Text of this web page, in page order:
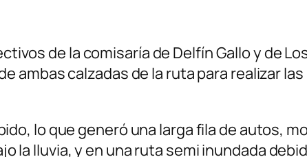
de la comisaría de Delfín Gallo y de
ambas calzadas de la ruta para realizar
lo que generó una larga fila de autos,
la lluvia, y en una ruta semi inundada